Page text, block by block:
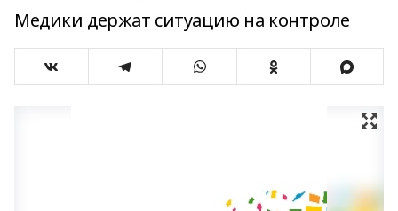
Медики держат ситуацию на контроле